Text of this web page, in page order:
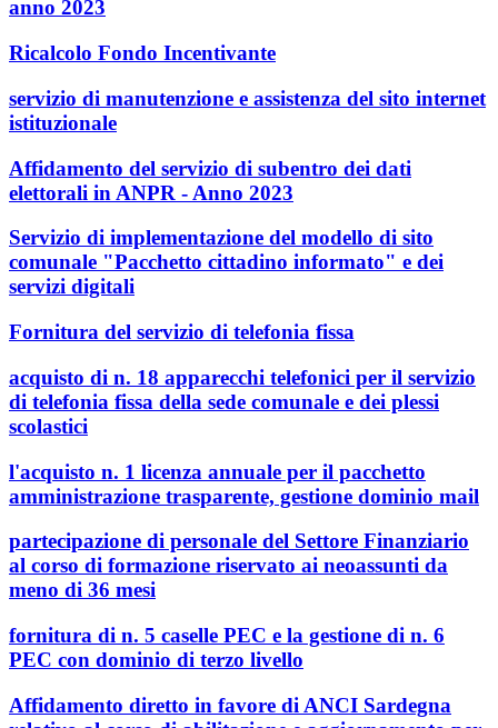
anno 2023
Ricalcolo Fondo Incentivante
servizio di manutenzione e assistenza del sito internet
istituzionale
Affidamento del servizio di subentro dei dati
elettorali in ANPR - Anno 2023
Servizio di implementazione del modello di sito
comunale "Pacchetto cittadino informato" e dei
servizi digitali
Fornitura del servizio di telefonia fissa
acquisto di n. 18 apparecchi telefonici per il servizio
di telefonia fissa della sede comunale e dei plessi
scolastici
l'acquisto n. 1 licenza annuale per il pacchetto
amministrazione trasparente, gestione dominio mail
partecipazione di personale del Settore Finanziario
al corso di formazione riservato ai neoassunti da
meno di 36 mesi
fornitura di n. 5 caselle PEC e la gestione di n. 6
PEC con dominio di terzo livello
Affidamento diretto in favore di ANCI Sardegna